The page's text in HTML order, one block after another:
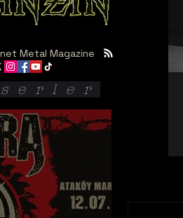
Metal Magazine